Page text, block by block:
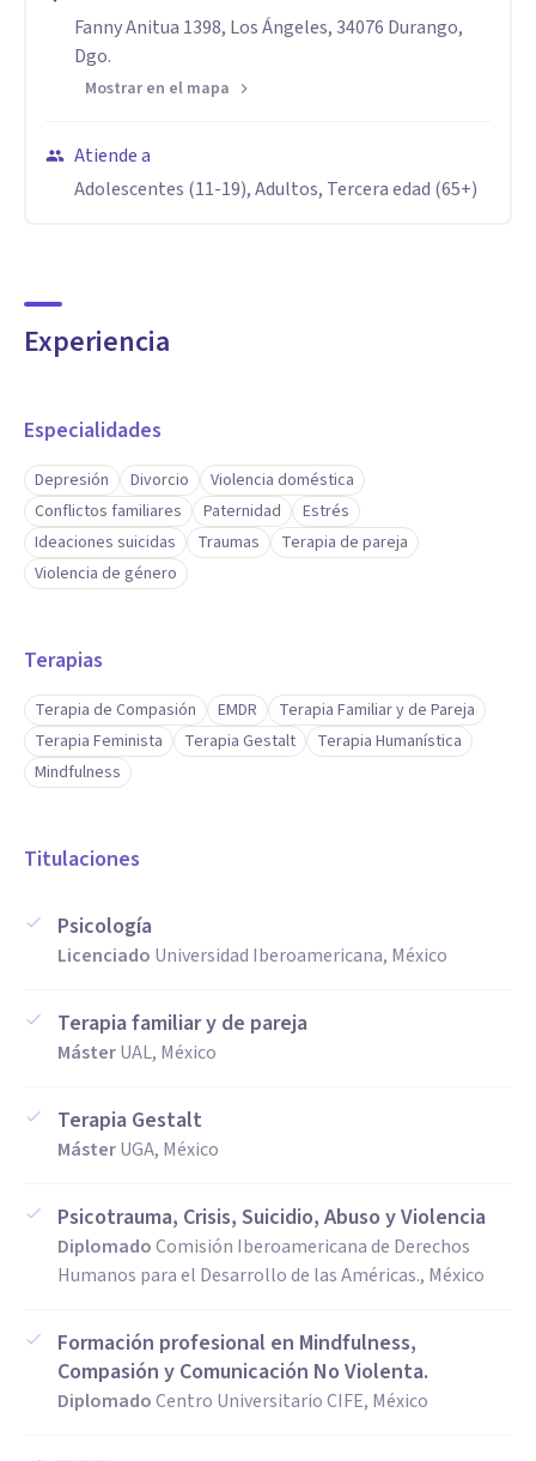
Fanny Anitua 1398, Los Ángeles, 34076 Durango,
Dgo.
Mostrar en el mapa
Atiende a
Adolescentes (11-19), Adultos, Tercera edad (65+)
Experiencia
Especialidades
Depresión Divorcio
Violencia doméstica
Conflictos familiares
Paternidad
Estrés
Ideaciones suicidas
Traumas
Terapia de pareja
Violencia de género
Terapias
Terapia de Compasión EMDR
Terapia Familiar y de Pareja
Terapia Feminista
Terapia Gestalt
Terapia Humanística
Mindfulness
Titulaciones
Psicología
Licenciado Universidad Iberoamericana, México
Terapia familiar y de pareja
MásterUAL, México
Terapia Gestalt
MásterUGA, México
Psicotrauma, Crisis, Suicidio, Abuso y Violencia
DiplomadoComisión Iberoamericana de Derechos
Humanos para el Desarrollo de las Américas., México
Formación profesional en Mindfulness,
Compasión y Comunicación No Violenta.
DiplomadoCentro Universitario CIFE, México